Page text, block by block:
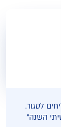
לסגור.
השנה"